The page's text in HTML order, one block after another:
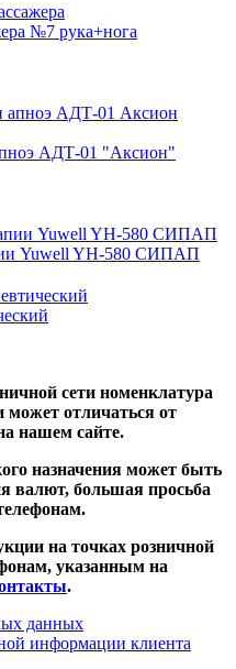
№7 рука+нога
АДТ-01 "Аксион"
Yuwell YH-580 СИПАП
сети номенклатура
может отличаться от
нашем сайте.
назначения может быть
валют, большая просьба
на точках розничной
указанным на
.
данных
информации клиента